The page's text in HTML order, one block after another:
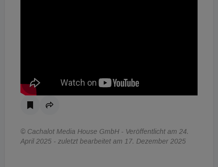
© Cachalot Media House GmbH - Veröffentlicht am 24.
April 2025 - zuletzt bearbeitet am 17. Dezember 2025